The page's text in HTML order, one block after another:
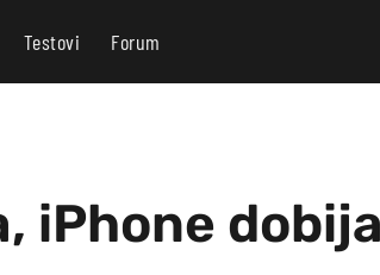
Testovi Forum
iPhone